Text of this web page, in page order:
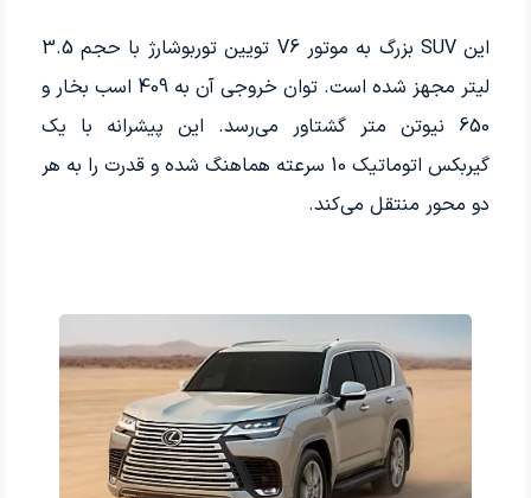
این SUV بزرگ به موتور V6 تویین توربوشارژ با حجم 3.5
لیتر مجهز شده است. توان خروجی آن به 409 اسب بخار و
650 نیوتن متر گشتاور می‌رسد. این پیشرانه با یک
گیربکس اتوماتیک 10 سرعته هماهنگ شده و قدرت را به هر
دو محور منتقل می‌کند.